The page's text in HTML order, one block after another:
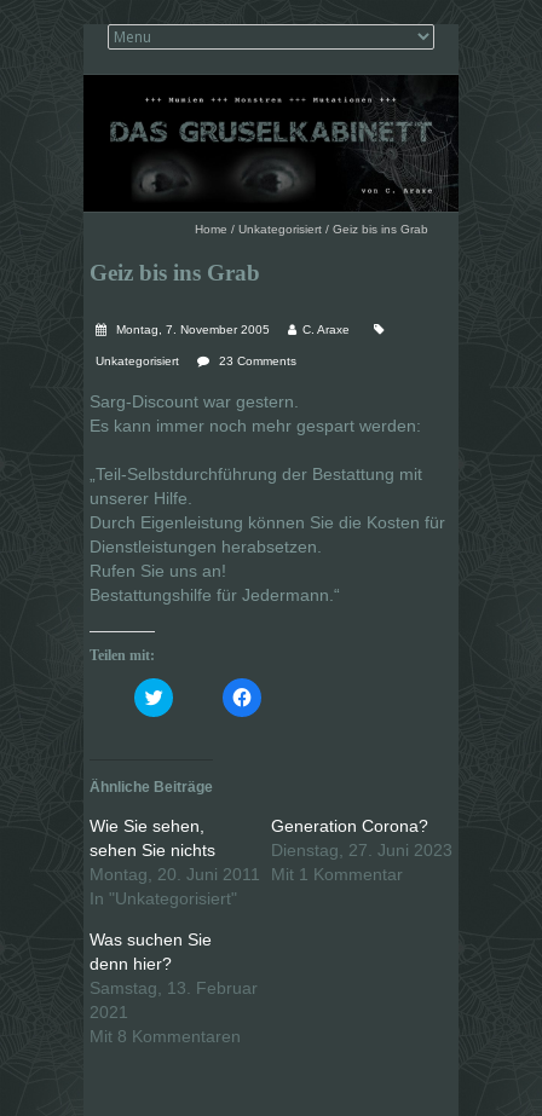
Home / Unkategorisiert / Geiz bis ins Grab
Geiz bis ins Grab
Montag, 7. November 2005 C. Araxe
Unkategorisiert 23 Comments
Sarg-Discount war gestern.
Es kann immer noch mehr gespart werden:
„Teil-Selbstdurchführung der Bestattung mit
unserer Hilfe.
Durch Eigenleistung können Sie die Kosten für
Dienstleistungen herabsetzen.
Rufen Sie uns an!
Bestattungshilfe für Jedermann.“
Teilen mit:
K
l
u
m
b
e
r
T
w
i
t
e
r
z
u
t
l
K
l
a
c
u
t
Ähnliche Beiträge
Wie Sie sehen,
sehen Sie nichts
Montag, 20. Juni 2011
In "Unkategorisiert"
Generation Corona?
Dienstag, 27. Juni 2023
Mit 1 Kommentar
Was suchen Sie
denn hier?
Samstag, 13. Februar
2021
Mit 8 Kommentaren